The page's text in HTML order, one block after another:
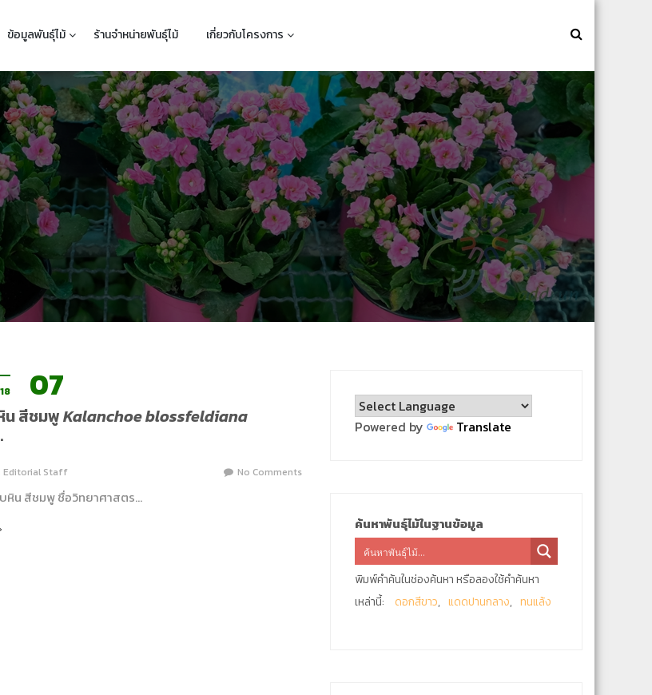
ข้อมูลพันธุ์ไม้ ร้านจำหน่ายพันธุ์ไม้ เกี่ยวกับโครงการ
07
น สีชมพูKalanchoe blossfeldiana
Editorial Staff No Comments
หิน สีชมพู ชื่อวิทยาศาสตร…
Powered by Translate
ค้นหาพันธุ์ไม้ในฐานข้อมูล
พิมพ์คำค้นในช่องค้นหา หรือลองใช้คำค้นหา
เหล่านี้:
ดอกสีขาว แดดปานกลาง ทนแล้ง